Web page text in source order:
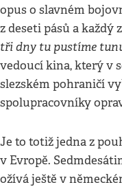
opus o slavném
z deseti pásů a každý
tři dny tu pustíme
vedoucí kina, který v
slezském pohraničí
spolupracovníky
Je to totiž jedna z
v Evropě.
ožívá ještě v